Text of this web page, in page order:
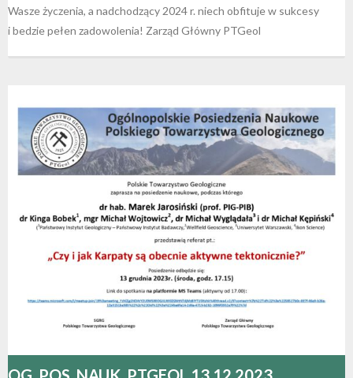
Wasze życzenia, a nadchodzący 2024 r. niech obfituje w sukcesy
i bedzie pełen zadowolenia! Zarząd Główny PTGeol